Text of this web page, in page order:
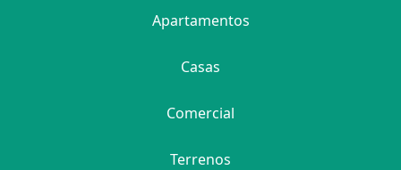
Apartamentos
Casas
Comercial
Terrenos